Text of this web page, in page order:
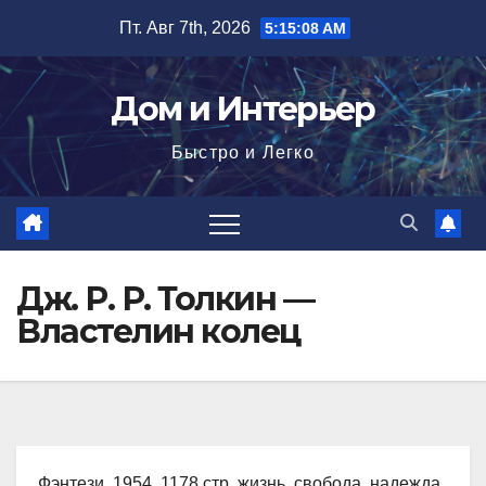
содержимому
Пт. Авг 7th, 2026 5:15:09 AM
Дом и Интерьер
Быстро и Легко
Дж. Р. Р. Толкин —
Властелин колец